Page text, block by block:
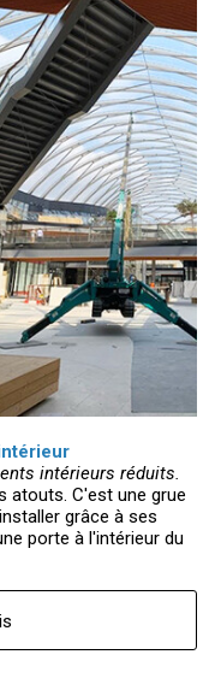
intérieurs réduits.
atouts. C'est une grue
grâce à ses
porte à l'intérieur du